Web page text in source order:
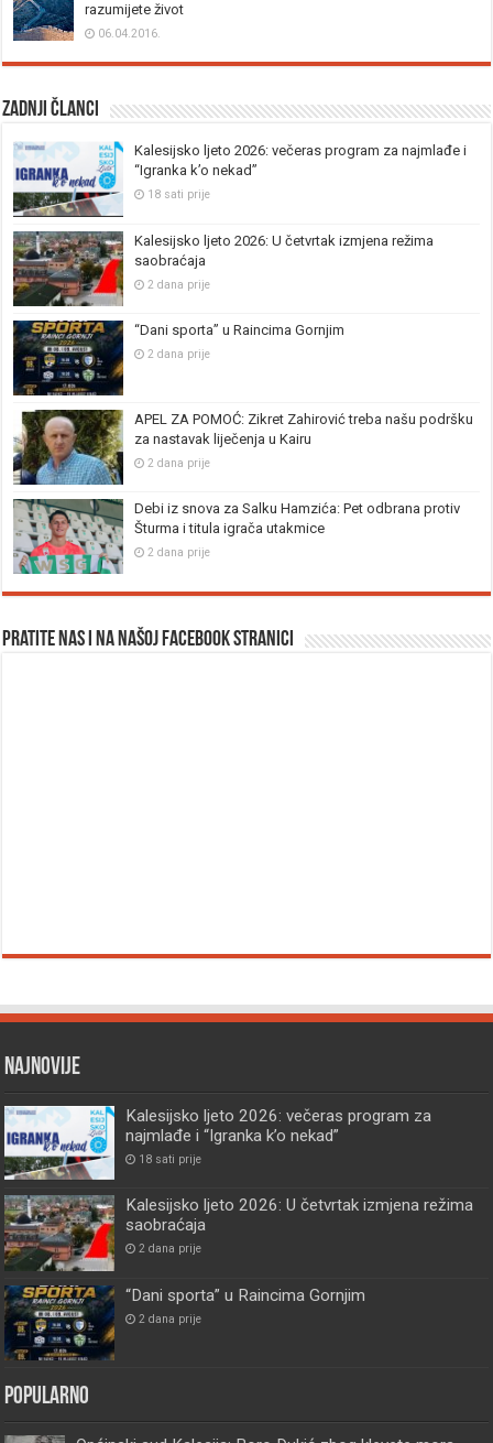
razumijete život
06.04.2016.
Zadnji članci
Kalesijsko ljeto 2026: večeras program za najmlađe i
“Igranka k’o nekad”
18 sati prije
Kalesijsko ljeto 2026: U četvrtak izmjena režima
saobraćaja
2 dana prije
“Dani sporta” u Raincima Gornjim
2 dana prije
APEL ZA POMOĆ: Zikret Zahirović treba našu podršku
za nastavak liječenja u Kairu
2 dana prije
Debi iz snova za Salku Hamzića: Pet odbrana protiv
Šturma i titula igrača utakmice
2 dana prije
Pratite nas i na našoj facebook stranici
Najnovije
Kalesijsko ljeto 2026: večeras program za
najmlađe i “Igranka k’o nekad”
18 sati prije
Kalesijsko ljeto 2026: U četvrtak izmjena režima
saobraćaja
2 dana prije
“Dani sporta” u Raincima Gornjim
2 dana prije
Popularno